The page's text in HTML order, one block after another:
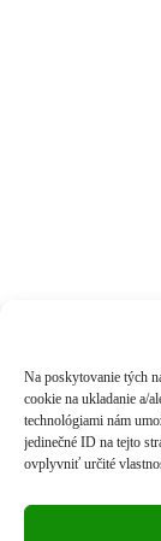
Na poskytovanie tých
cookie na ukladanie a/
technológiami nám
jedinečné ID na tejto
ovplyvniť určité